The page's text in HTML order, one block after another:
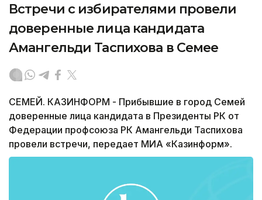
Встречи с избирателями провели
доверенные лица кандидата
Амангельди Таспихова в Семее
СЕМЕЙ. КАЗИНФОРМ - Прибывшие в город Семей
доверенные лица кандидата в Президенты РК от
Федерации профсоюза РК Амангельди Таспихова
провели встречи, передает МИА «Казинформ».